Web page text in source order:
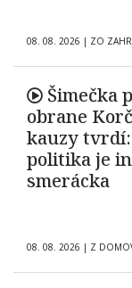
08. 08. 2026 | ZO
Šimečka
obrane
kauzy tvrdí:
politika je
smerácka
08. 08. 2026 | Z